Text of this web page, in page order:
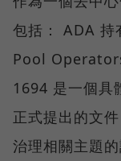
包括： ADA 持
Pool
1694 是一個具
正式提出的文
治理相關主題